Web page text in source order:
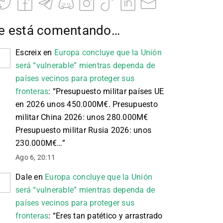
está comentando…
Escreixen Europa concluye que la Unión
será “vulnerable” mientras dependa de
países vecinos para proteger sus
fronteras: “Presupuesto militar países UE
en 2026 unos 450.000M€. Presupuesto
militar China 2026: unos 280.000M€
Presupuesto militar Rusia 2026: unos
230.000M€…”
Ago 6, 20:11
Dale en Europa concluye que la Unión
será “vulnerable” mientras dependa de
países vecinos para proteger sus
fronteras: “Eres tan patético y arrastrado